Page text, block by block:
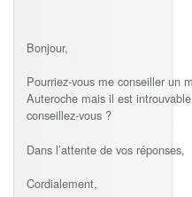
Bonjour,
Pourriez-vous me conseiller un
Auteroche mais il est
conseillez-vous ?
Dans l’attente de vos réponses,
Cordialement,